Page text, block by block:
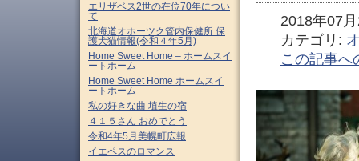
2018年07
カテゴリ:
この記事へ
エリザベス2世の在位70年につい
て
北海道オホーツク管内保健所 保
護犬猫情報(令和４年5月)
Home Sweet Home – ホームスイ
ートホーム
Home Sweet Home ホームスイ
ートホーム
私の好きな曲 埴生の宿
４１５さん おめでとう
令和4年5月美幌町広報
イエペスのロマンス